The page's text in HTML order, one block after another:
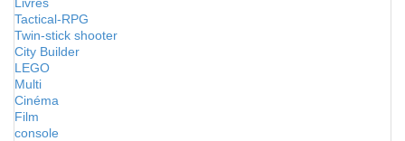
Tactical-RPG
Twin-stick shooter
City Builder
LEGO
Multi
Cinéma
Film
console